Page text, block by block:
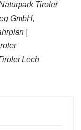
Tiroler
GmbH,
|
Lech